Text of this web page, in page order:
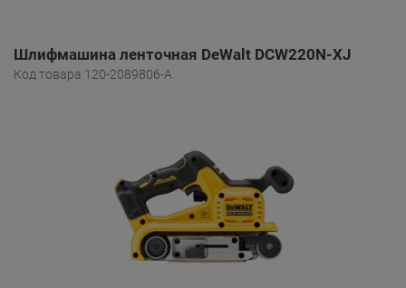
Шлифмашина ленточная DeWalt DCW220N-XJ
Код товара 120-2089806-A